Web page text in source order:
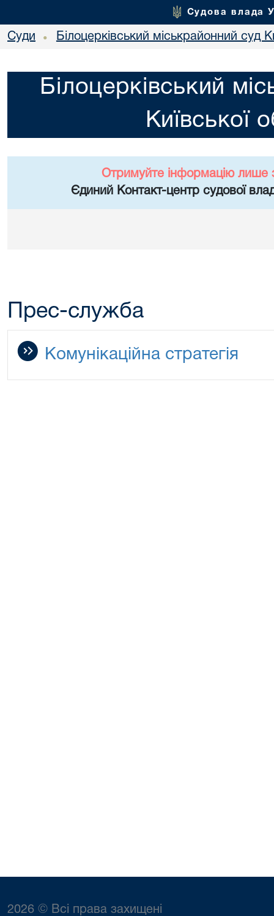
Судова влада
Суди • Білоцерківський міськрайонний суд
Білоцерківський
Київської
Отримуйте інформацію лише
Єдиний Контакт-центр судової
Прес-служба
Комунікаційна стратегія
2026 © Всі права захищені